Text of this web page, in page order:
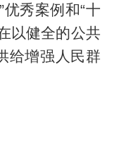
优秀案例和“十
以健全的公共
给增强人民群